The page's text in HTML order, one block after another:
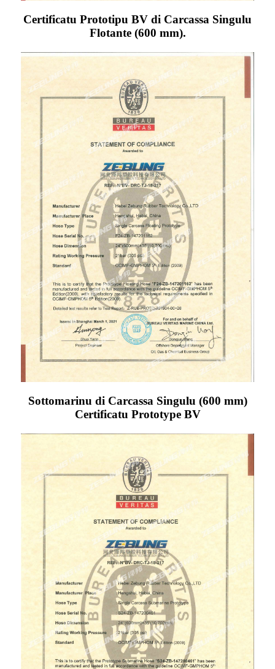
Certificatu Prototipu BV di Carcassa Singulu
Flotante (600 mm).
Sottomarinu di Carcassa Singulu (600 mm)
Certificatu Prototype BV